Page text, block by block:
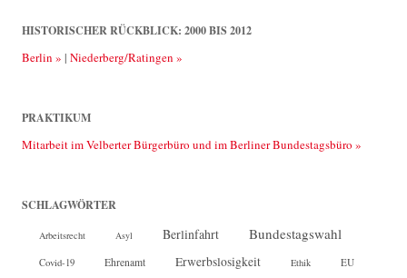
HISTORISCHER RÜCKBLICK: 2000 BIS 2012
Berlin » | Niederberg/Ratingen »
PRAKTIKUM
Mitarbeit im Velberter Bürgerbüro und im Berliner Bundestagsbüro »
SCHLAGWÖRTER
Arbeitsrecht Asyl Berlinfahrt Bundestagswahl
Covid-19 Ehrenamt Erwerbslosigkeit Ethik EU